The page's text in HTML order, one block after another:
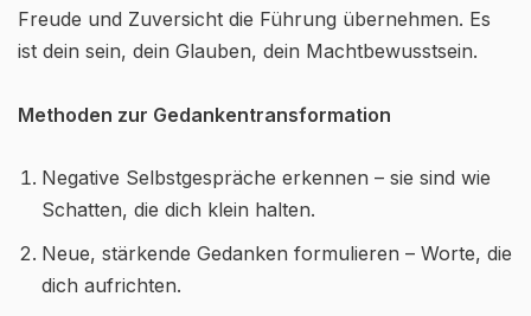
Freude und Zuversicht die Führung übernehmen. Es
ist dein sein, dein Glauben, dein Machtbewusstsein.
Methoden zur Gedankentransformation
Negative Selbstgespräche erkennen – sie sind wie
Schatten, die dich klein halten.
Neue, stärkende Gedanken formulieren – Worte, die
dich aufrichten.